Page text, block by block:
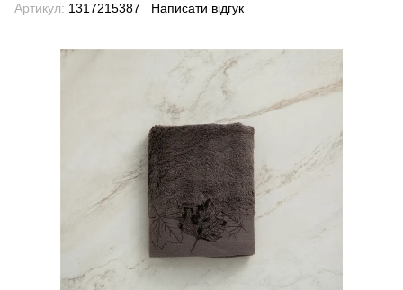
Артикул: 1317215387 Написати відгук